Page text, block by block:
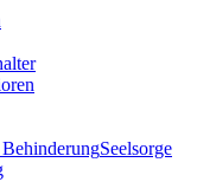
Seelsorge